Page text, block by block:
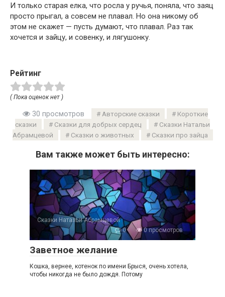
И только старая елка, что росла у ручья, поняла, что заяц
просто прыгал, а совсем не плавал. Но она никому об
этом не скажет — пусть думают, что плавал. Раз так
хочется и зайцу, и совенку, и лягушонку.
Рейтинг
( Пока оценок нет )
30 просмотров Авторские сказки
Короткие
сказки
Сказки для добрых сердец
Сказки Натальи
Абрамцевой
Сказки о животных Сказки про зайца
Вам также может быть интересно:
Сказки Натальи Абрамцевой
0
0 просмотров
Заветное желание
Кошка, вернее, котенок по имени Брыся, очень хотела,
чтобы никогда не было дождя. Потому